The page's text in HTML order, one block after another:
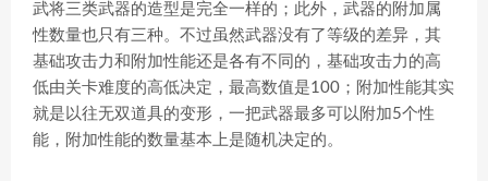
武将三类武器的造型是完全一样的；此外，武器的附加属
性数量也只有三种。不过虽然武器没有了等级的差异，其
基础攻击力和附加性能还是各有不同的，基础攻击力的高
低由关卡难度的高低决定，最高数值是100；附加性能其实
就是以往无双道具的变形，一把武器最多可以附加5个性
能，附加性能的数量基本上是随机决定的。